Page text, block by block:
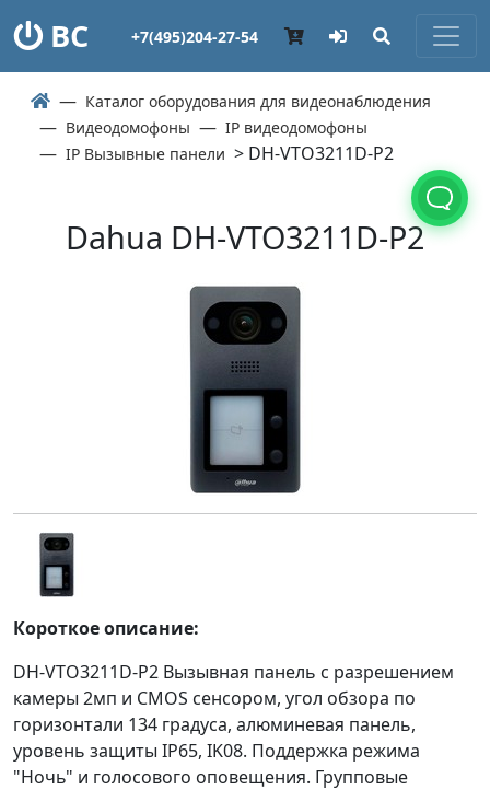
ВС +7(495)204-27-54
Каталог оборудования для видеонаблюдения
Видеодомофоны
IP видеодомофоны
IP Вызывные панели > DH-VTO3211D-P2
Dahua DH-VTO3211D-P2
Короткое описание:
DH-VTO3211D-P2 Вызывная панель с разрешением
камеры 2мп и CMOS сенсором, угол обзора по
горизонтали 134 градуса, алюминевая панель,
уровень защиты IP65, IK08. Поддержка режима
"Ночь" и голосового оповещения. Групповые